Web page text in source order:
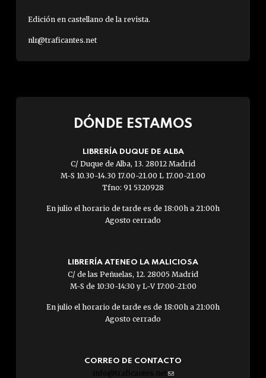
Edición en castellano de la revista.
nlr@traficantes.net
DÓNDE ESTAMOS
LIBRERÍA DUQUE DE ALBA
C/ Duque de Alba, 13. 28012 Madrid
M-S 10.30-14.30 17.00-21.00 L 17.00-21.00
Tfno: 91 5320928
En julio el horario de tarde es de 18:00h a 21:00h
Agosto cerrado
LIBRERÍA ATENEO LA MALICIOSA
C/ de las Peñuelas, 12. 28005 Madrid
M-S de 10:30-14:30 y L-V 17:00-21:00
En julio el horario de tarde es de 18:00h a 21:00h
Agosto cerrado
CORREO DE CONTACTO
info@traficantes.net (link